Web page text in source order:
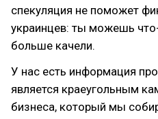
спекуляция не поможет
украинцев: ты можешь
больше качели.
У нас есть информация
является краеугольным
бизнеса, который мы